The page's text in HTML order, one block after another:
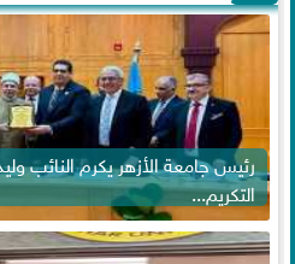
رئيس جامعة الأزهر يكرم النائب
التكريم...